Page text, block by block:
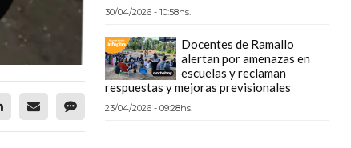
30/04/2026 - 10:58hs.
Docentes de Ramallo
alertan por amenazas en
escuelas y reclaman
respuestas y mejoras previsionales
23/04/2026 - 09:28hs.